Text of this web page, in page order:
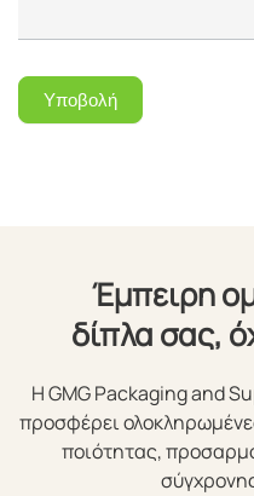
Υποβολή
Έμπειρη
δίπλα σας,
Η GMG Packaging and
προσφέρει
ποιότητας,